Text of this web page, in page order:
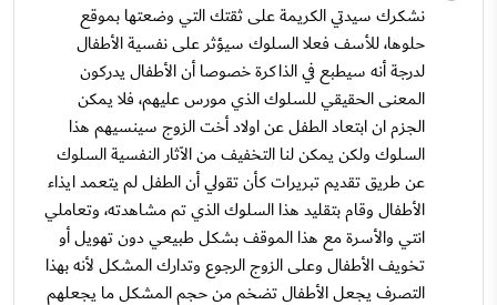
نشكرك سيدتي الكريمة على ثقتك التي وضعتها بموقع
حلوها، للأسف فعلا السلوك سيؤثر على نفسية الأطفال
لدرجة أنه سيطبع في الذاكرة خصوصا أن الأطفال يدركون
المعنى الحقيقي للسلوك الذي مورس عليهم، فلا يمكن
الجزم ان ابتعاد الطفل عن اولاد أخت الزوج سينسيهم هذا
السلوك ولكن يمكن لنا التخفيف من الٱثار النفسية السلوك
عن طريق تقديم تبريرات كأن تقولي أن الطفل لم يتعمد ايذاء
الأطفال وقام بتقليد هذا السلوك الذي تم مشاهدته، وتعاملي
انتي والأسرة مع هذا الموقف بشكل طبيعي دون تهويل أو
تخويف الأطفال وعلى الزوج الرجوع وتدارك المشكل لأنه بهذا
التصرف يجعل الأطفال تضخم من حجم المشكل ما يجعلهم